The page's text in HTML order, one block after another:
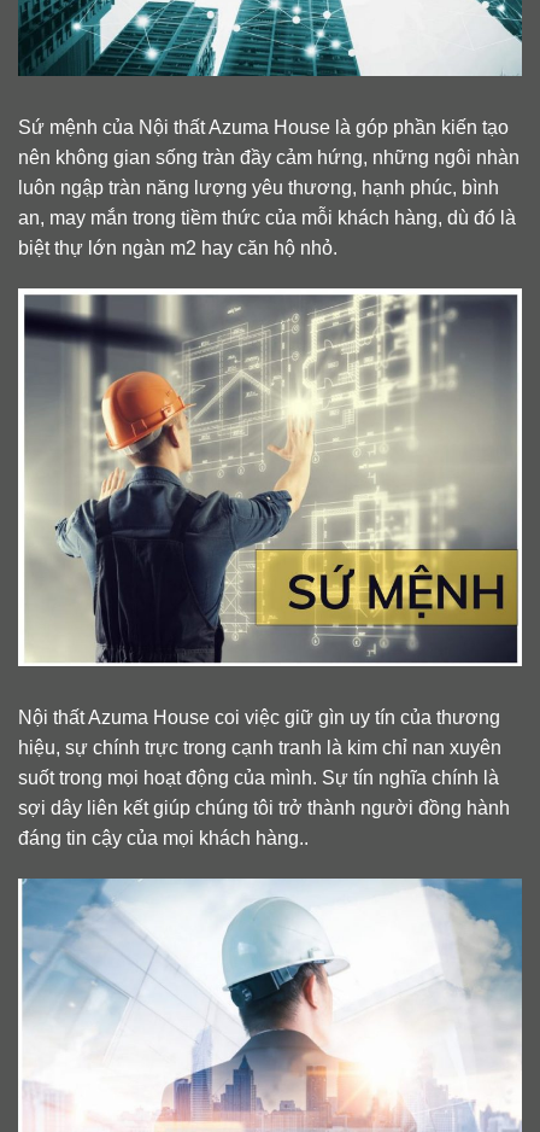
Sứ mệnh của Nội thất Azuma House là góp phần kiến tạo
nên không gian sống tràn đầy cảm hứng, những ngôi nhàn
luôn ngập tràn năng lượng yêu thương, hạnh phúc, bình
an, may mắn trong tiềm thức của mỗi khách hàng, dù đó là
biệt thự lớn ngàn m2 hay căn hộ nhỏ.
Nội thất Azuma House coi việc giữ gìn uy tín của thương
hiệu, sự chính trực trong cạnh tranh là kim chỉ nan xuyên
suốt trong mọi hoạt động của mình. Sự tín nghĩa chính là
sợi dây liên kết giúp chúng tôi trở thành người đồng hành
đáng tin cậy của mọi khách hàng..